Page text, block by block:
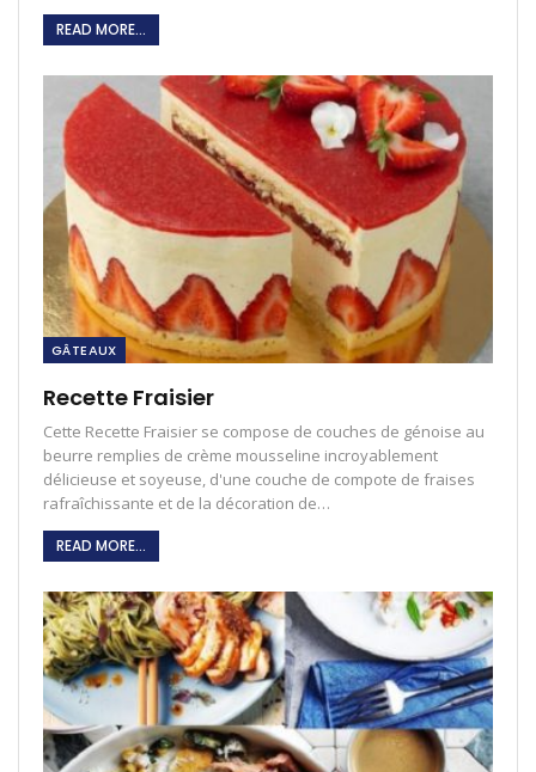
READ MORE...
GÂTEAUX
Recette Fraisier
Cette Recette Fraisier se compose de couches de génoise au
beurre remplies de crème mousseline incroyablement
délicieuse et soyeuse, d'une couche de compote de fraises
rafraîchissante et de la décoration de…
READ MORE...